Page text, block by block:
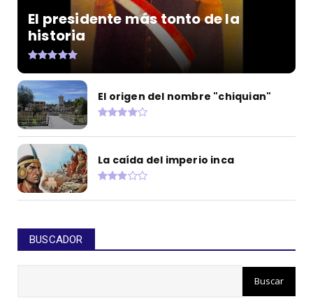
El presidente más tonto de la
historia
El origen del nombre "chiquian"
La caída del imperio inca
BUSCADOR